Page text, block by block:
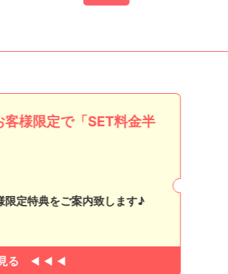
客様限定で「SET料金半
限定特典をご案内致します♪
る